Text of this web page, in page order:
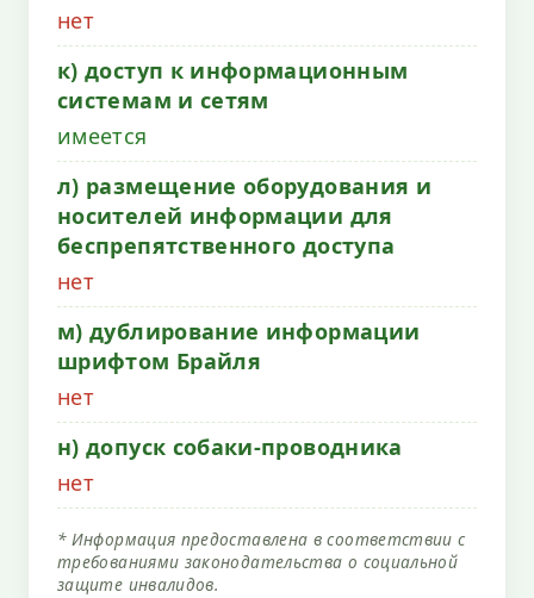
нет
к) доступ к информационным
системам и сетям
имеется
л) размещение оборудования и
носителей информации для
беспрепятственного доступа
нет
м) дублирование информации
шрифтом Брайля
нет
н) допуск собаки-проводника
нет
* Информация предоставлена в соответствии с
требованиями законодательства о социальной
защите инвалидов.